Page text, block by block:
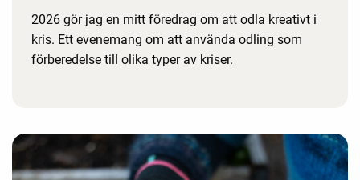
2026 gör jag en mitt föredrag om att odla kreativt i
kris. Ett evenemang om att använda odling som
förberedelse till olika typer av kriser.